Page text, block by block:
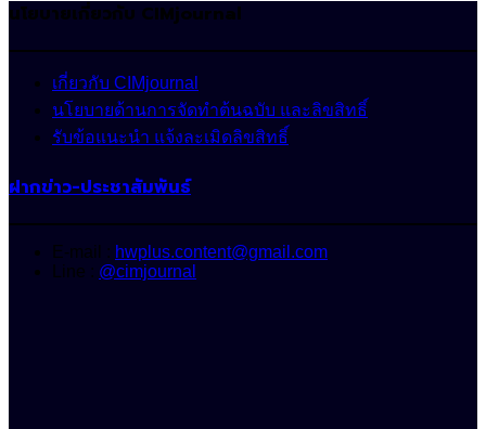
นโยบายเกี่ยวกับ CIMjournal
เกี่ยวกับ CIMjournal
นโยบายด้านการจัดทำต้นฉบับ และลิขสิทธิ์
รับข้อแนะนำ แจ้งละเมิดลิขสิทธิ์
ฝากข่าว-ประชาสัมพันธ์
E-mail : hwplus.content@gmail.com
Line : @cimjournal